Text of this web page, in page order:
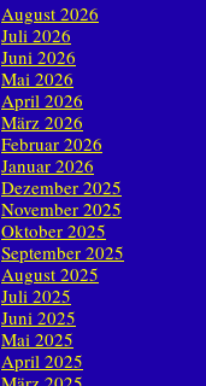
August 2026
Juli 2026
Juni 2026
Mai 2026
April 2026
März 2026
Februar 2026
Januar 2026
Dezember 2025
November 2025
Oktober 2025
September 2025
August 2025
Juli 2025
Juni 2025
Mai 2025
April 2025